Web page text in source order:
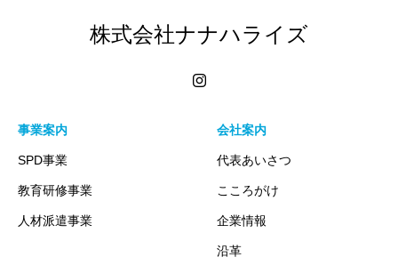
株式会社ナナハライズ
事業案内
SPD事業
教育研修事業
人材派遣事業
会社案内
代表あいさつ
こころがけ
企業情報
沿革